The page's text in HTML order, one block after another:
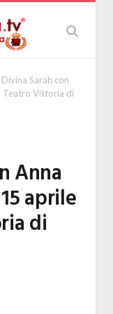
Divina Sarah con
Teatro Vittoria di
Anna
aprile
di